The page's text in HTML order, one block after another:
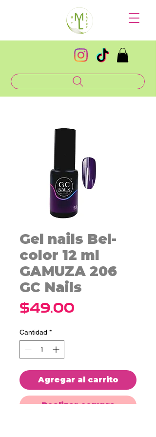
Gel nails Bel-
color 12 ml
GAMUZA 206
GC Nails
$49.00
Cantidad *
Agregar al carrito
Realizar compra